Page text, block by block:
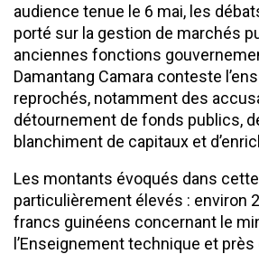
audience tenue le 6 mai, les
porté sur la gestion de marchés
anciennes fonctions
Damantang Camara conteste
reprochés, notamment des
détournement de fonds publics,
blanchiment de capitaux et
Les montants évoqués dans
particulièrement élevés : environ
francs guinéens concernant le
l’Enseignement technique et